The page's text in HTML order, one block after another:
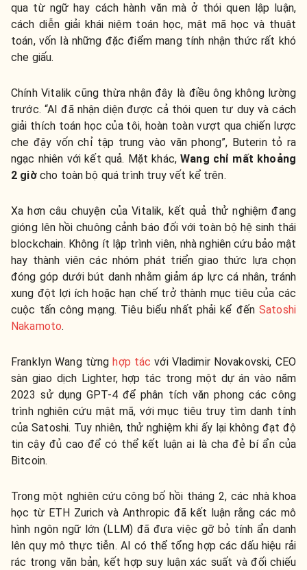
qua từ ngữ hay cách hành văn mà ở thói quen lập luận,
cách diễn giải khái niệm toán học, mật mã học và thuật
toán, vốn là những đặc điểm mang tính nhận thức rất khó
che giấu.
Chính Vitalik cũng thừa nhận đây là điều ông không lường
trước. “AI đã nhận diện được cả thói quen tư duy và cách
giải thích toán học của tôi, hoàn toàn vượt qua chiến lược
che đậy vốn chỉ tập trung vào văn phong”, Buterin tỏ ra
ngạc nhiên với kết quả. Mặt khác,Wang chỉ mất khoảng
2 giờcho toàn bộ quá trình truy vết kể trên.
Xa hơn câu chuyện của Vitalik, kết quả thử nghiệm đang
gióng lên hồi chuông cảnh báo đối với toàn bộ hệ sinh thái
blockchain. Không ít lập trình viên, nhà nghiên cứu bảo mật
hay thành viên các nhóm phát triển giao thức lựa chọn
đóng góp dưới bút danh nhằm giảm áp lực cá nhân, tránh
xung đột lợi ích hoặc hạn chế trở thành mục tiêu của các
cuộc tấn công mạng. Tiêu biểu nhất phải kể đến Satoshi
Nakamoto.
Franklyn Wang từnghợp tác với Vladimir Novakovski, CEO
sàn giao dịch Lighter, hợp tác trong một dự án vào năm
2023 sử dụng GPT-4 để phân tích văn phong các công
trình nghiên cứu mật mã, với mục tiêu truy tìm danh tính
của Satoshi. Tuy nhiên, thử nghiệm khi ấy lại không đạt độ
tin cậy đủ cao để có thể kết luận ai là cha đẻ bí ẩn của
Bitcoin.
Trong một nghiên cứu công bố hồi tháng 2, các nhà khoa
học từ ETH Zurich và Anthropic đã kết luận rằng các mô
hình ngôn ngữ lớn (LLM) đã đưa việc gỡ bỏ tính ẩn danh
lên quy mô thực tiễn. AI có thể tổng hợp các dấu hiệu rải
rác trong văn bản, kết hợp suy luận xác suất và đối chiếu